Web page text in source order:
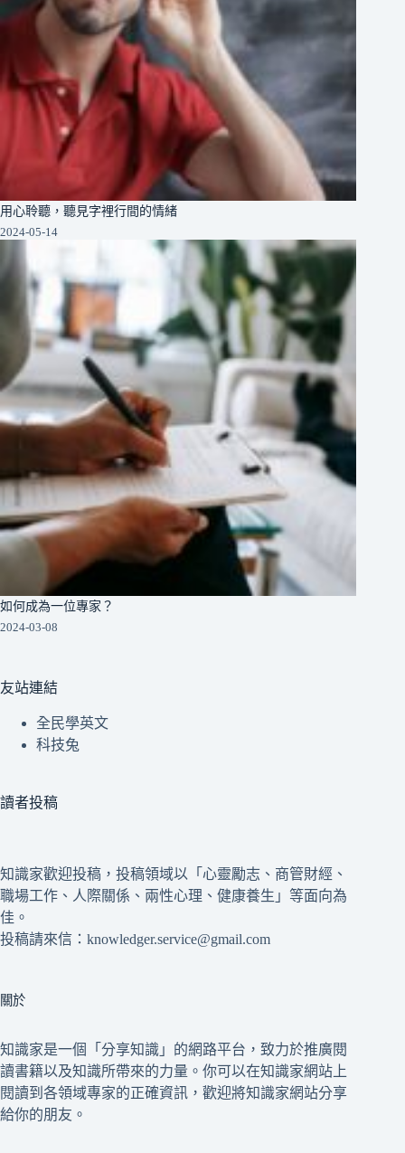
用心聆聽，聽見字裡行間的情緒
2024-05-14
如何成為一位專家？
2024-03-08
友站連結
全民學英文
科技兔
讀者投稿
知識家歡迎投稿，投稿領域以「心靈勵志、商管財經、
職場工作、人際關係、兩性心理、健康養生」等面向為
佳。
投稿請來信：knowledger.service@gmail.com
關於
知識家是一個「分享知識」的網路平台，致力於推廣閱
讀書籍以及知識所帶來的力量。你可以在知識家網站上
閱讀到各領域專家的正確資訊，歡迎將知識家網站分享
給你的朋友。